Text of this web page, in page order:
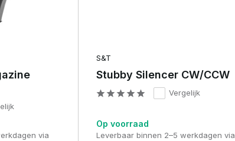
via
S&T
Stubby Silencer CW/CCW
Vergelijk
Op voorraad
Leverbaar binnen 2–5 werkdagen via